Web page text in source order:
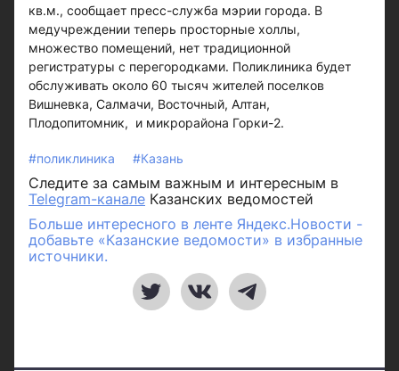
кв.м., сообщает пресс-служба мэрии города. В
медучреждении теперь просторные холлы,
множество помещений, нет традиционной
регистратуры с перегородками. Поликлиника будет
обслуживать около 60 тысяч жителей поселков
Вишневка, Салмачи, Восточный, Алтан,
Плодопитомник, и микрорайона Горки-2.
#поликлиника #Казань
Следите за самым важным и интересным в
Telegram-канале Казанских ведомостей
Больше интересного в ленте Яндекс.Новости -
добавьте «Казанские ведомости» в избранные
источники.